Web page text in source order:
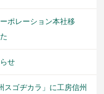
ポレーション本社移
せ
スゴヂカラ」に工房信州